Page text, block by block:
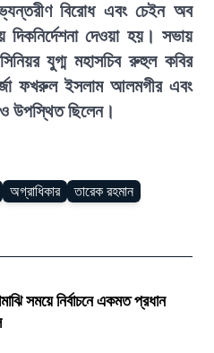
বিরোধ এবং চেইন অব
দিকনির্দেশনা দেওয়া হয়। সভায়
যুগ্ম মহাসচিব রুহুল কবির
ফখরুল ইসলাম আলমগীর এবং
উপস্থিত ছিলেন।
অগ্রাধিকার তারেক রহমান
সময়ে নির্বাচনে একমত প্রধান